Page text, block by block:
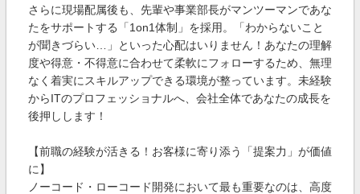
さらに現場配属後も、先輩や事業部長がマンツーマンであな
たをサポートする「1on1体制」を採用。「わからないこと
が聞きづらい…」といった心配はいりません！あなたの理解
度や得意・不得意に合わせて柔軟にフォローするため、無理
なく着実にスキルアップできる環境が整っています。未経験
からITのプロフェッショナルへ、会社全体であなたの成長を
後押しします！
【前職の経験が活きる！お客様に寄り添う「提案力」が価値
に】
ノーコード・ローコード開発において最も重要なのは、高度